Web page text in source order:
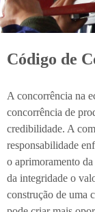
Código de
A concorrência na
concorrência de
credibilidade. A
responsabilidade
o aprimoramento
da integridade o
construção de uma